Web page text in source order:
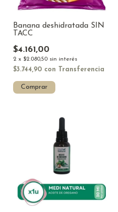
Banana deshidratada SIN
TACC
$4.161,00
2 x $2.080,50 sin interés
$3.744,90 con Transferencia